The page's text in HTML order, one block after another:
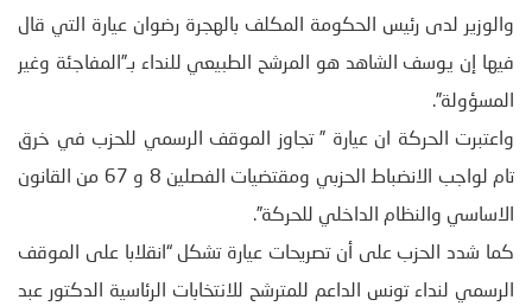
والوزير لدى رئيس الحكومة المكلف بالهجرة رضوان عيارة التي قال
فيها إن يوسف الشاهد هو المرشح الطبيعي للنداء بـ”المفاجئة وغير
المسؤولة”.
واعتبرت الحركة ان عيارة ” تجاوز الموقف الرسمي للحزب في خرق
تام لواجب الانضباط الحزبي ومقتضيات الفصلين 8 و 67 من القانون
الاساسي والنظام الداخلي للحركة”.
كما شدد الحزب على أن تصريحات عيارة تشكل “انقلابا على الموقف
الرسمي لنداء تونس الداعم للمترشح للانتخابات الرئاسية الدكتور عبد